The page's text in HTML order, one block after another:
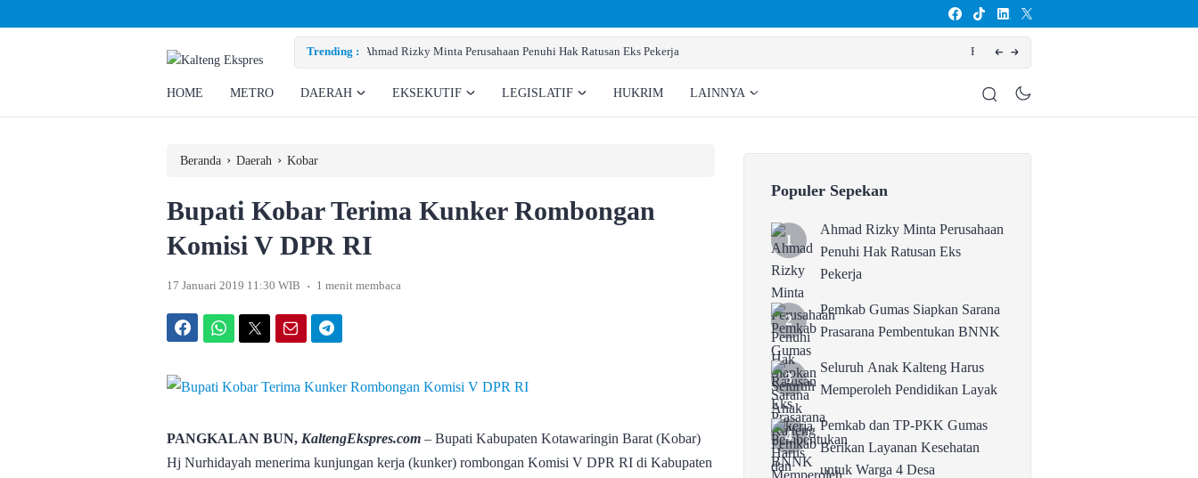
Trending :
Rizky Minta Perusahaan Penuhi Hak Ratusan Eks Pekerja Pemkab Gumas Siapkan Sarana Prasarana Pembentukan BNNK
HOME METRO DAERAH EKSEKUTIF LEGISLATIF HUKRIM LAINNYA
Beranda › Daerah › Kobar
Bupati Kobar Terima Kunker Rombongan
Komisi V DPR RI
17 Januari 2019 11:30 WIB . 1 menit membaca
PANGKALAN BUN, KaltengEkspres.com – Bupati Kabupaten Kotawaringin Barat (Kobar)
Hj Nurhidayah menerima kunjungan kerja (kunker) rombongan Komisi V DPR RI di Kabupaten
Populer Sepekan
Ahmad Rizky Minta Perusahaan
Penuhi Hak Ratusan Eks
Pekerja
Pemkab Gumas Siapkan Sarana
Prasarana Pembentukan BNNK
Seluruh Anak Kalteng Harus
Memperoleh Pendidikan Layak
Pemkab dan TP-PKK Gumas
Berikan Layanan Kesehatan
untuk Warga 4 Desa